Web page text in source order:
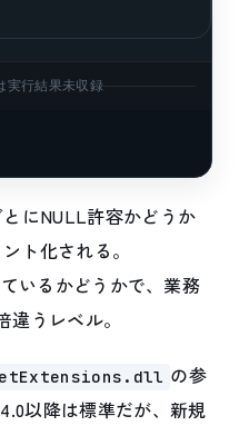
行結果未収録
にNULL許容かどうか
ト化される。
いるかどうかで、業務
うレベル。
の参
以降は標準だが、新規